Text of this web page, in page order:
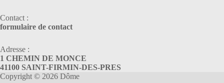
Contact :
formulaire de contact
Adresse :
1 CHEMIN DE MONCE
41100 SAINT-FIRMIN-DES-PRES
Copyright © 2026 Dôme